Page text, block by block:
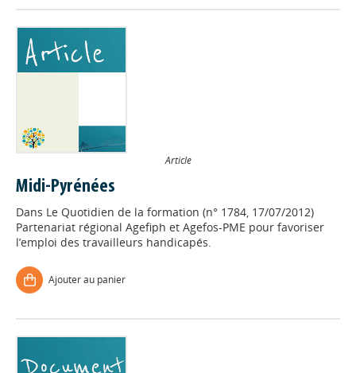
Article
Midi-Pyrénées
Dans Le Quotidien de la formation (n° 1784, 17/07/2012)
Partenariat régional Agefiph et Agefos-PME pour favoriser
l’emploi des travailleurs handicapés.
Ajouter au panier